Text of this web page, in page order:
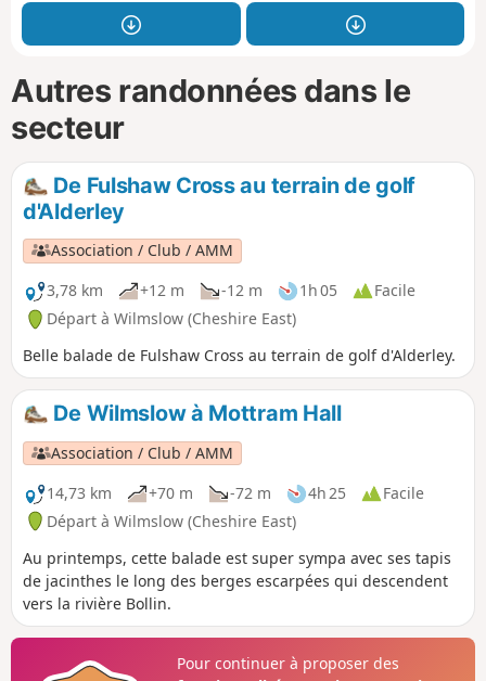
Autres randonnées dans le
secteur
De Fulshaw Cross au terrain de golf
d'Alderley
Association / Club / AMM
3,78 km
+12 m -12 m 1h 05
Facile
Départ à Wilmslow (Cheshire East)
Belle balade de Fulshaw Cross au terrain de golf d'Alderley.
De Wilmslow à Mottram Hall
Association / Club / AMM
14,73 km
+70 m -72 m 4h 25
Facile
Départ à Wilmslow (Cheshire East)
Au printemps, cette balade est super sympa avec ses tapis
de jacinthes le long des berges escarpées qui descendent
vers la rivière Bollin.
Pour continuer à proposer des